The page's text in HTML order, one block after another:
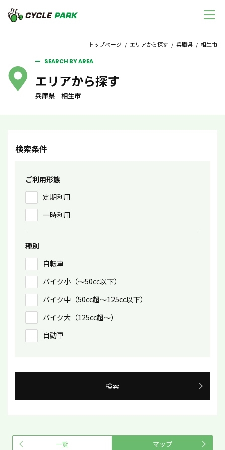
トップページ / エリアから探す / 兵庫県 / 相生市
SEARCH BY AREA
エリアから探す
兵庫県 相生市
検索条件
ご利用形態
定期利用
一時利用
種別
自転車
バイク小（〜50㏄以下）
バイク中（50cc超〜125cc以下）
バイク大（125cc超〜）
自動車
検索
一覧 マップ